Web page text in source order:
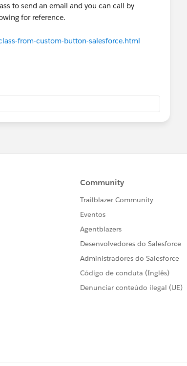
to send an email and you can call by
for reference.
from-custom-button-salesforce.html